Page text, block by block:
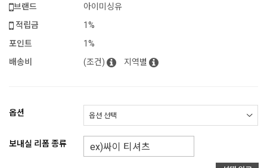
브랜드
아이미싱유
적립금
1%
포인트
1%
배송비
(조건) 지역별
옵션
보내실 리폼 종류